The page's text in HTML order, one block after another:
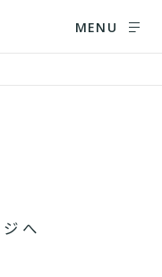
MENU
ジ へ